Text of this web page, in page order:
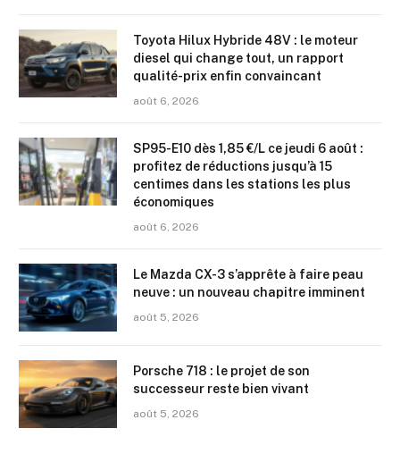
Toyota Hilux Hybride 48V : le moteur
diesel qui change tout, un rapport
qualité-prix enfin convaincant
août 6, 2026
SP95-E10 dès 1,85 €/L ce jeudi 6 août :
profitez de réductions jusqu’à 15
centimes dans les stations les plus
économiques
août 6, 2026
Le Mazda CX-3 s’apprête à faire peau
neuve : un nouveau chapitre imminent
août 5, 2026
Porsche 718 : le projet de son
successeur reste bien vivant
août 5, 2026